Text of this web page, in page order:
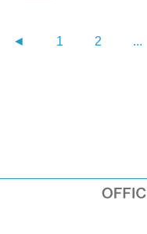
◄ 1 2 ...